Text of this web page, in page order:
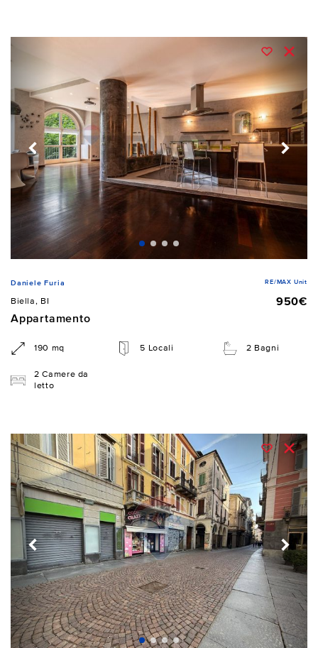
Daniele Furia RE/MAX Unit
Biella, BI
950€
Appartamento
190 mq 5 Locali 2 Bagni
2 Camere da
letto